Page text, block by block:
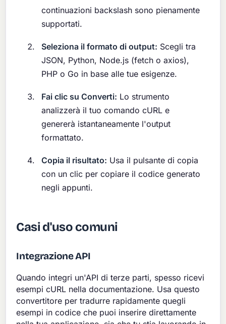
continuazioni backslash sono pienamente
supportati.
Seleziona il formato di output: Scegli tra
JSON, Python, Node.js (fetch o axios),
PHP o Go in base alle tue esigenze.
Fai clic su Converti: Lo strumento
analizzerà il tuo comando cURL e
genererà istantaneamente l'output
formattato.
Copia il risultato: Usa il pulsante di copia
con un clic per copiare il codice generato
negli appunti.
Casi d'uso comuni
Integrazione API
Quando integri un'API di terze parti, spesso ricevi
esempi cURL nella documentazione. Usa questo
convertitore per tradurre rapidamente quegli
esempi in codice che puoi inserire direttamente